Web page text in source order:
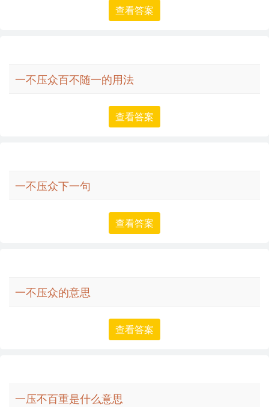
查看答案
一不压众百不随一的用法
查看答案
一不压众下一句
查看答案
一不压众的意思
查看答案
一压不百重是什么意思